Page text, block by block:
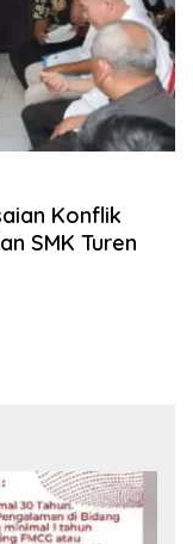
Konflik
SMK Turen